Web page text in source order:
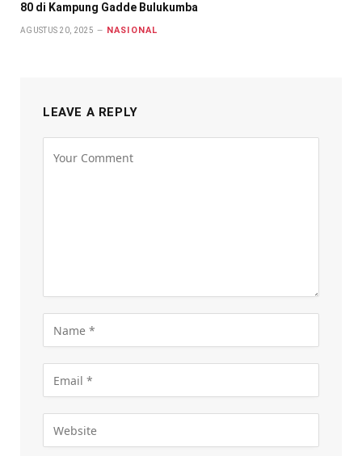
80 di Kampung Gadde Bulukumba
AGUSTUS 20, 2025 NASIONAL
LEAVE A REPLY